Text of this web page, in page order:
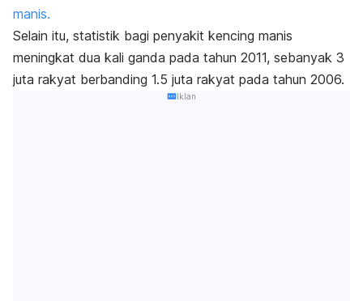
manis.
Selain itu, statistik bagi penyakit kencing manis
meningkat dua kali ganda pada tahun 2011, sebanyak 3
juta rakyat berbanding 1.5 juta rakyat pada tahun 2006.
Iklan